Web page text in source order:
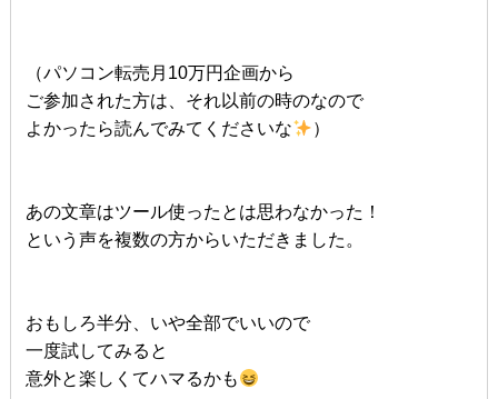
（パソコン転売月10万円企画から
ご参加された方は、それ以前の時のなので
よかったら読んでみてくださいな
）
あの文章はツール使ったとは思わなかった！
という声を複数の方からいただきました。
おもしろ半分、いや全部でいいので
一度試してみると
意外と楽しくてハマるかも